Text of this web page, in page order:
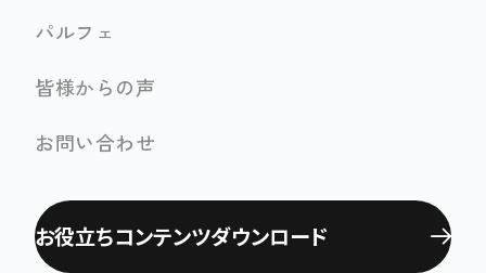
パルフェ
皆様からの声
お問い合わせ
お役立ちコンテンツダウンロード